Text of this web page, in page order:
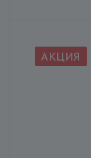
АКЦИЯ